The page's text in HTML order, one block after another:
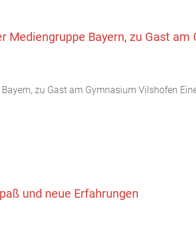
Bayern, zu Gast
zu Gast am Gymnasium Vilshofen
und neue Erfahrungen